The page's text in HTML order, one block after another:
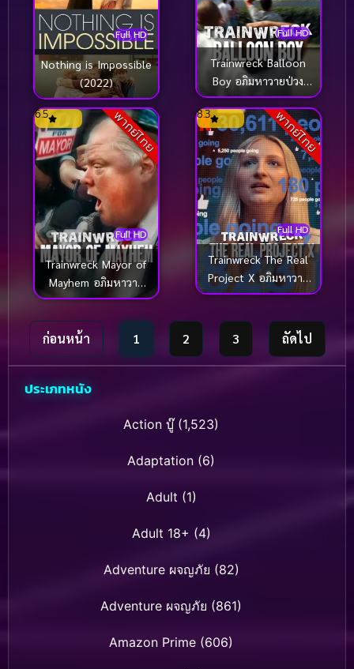
Full HD
Nothing is Impossible
(2022)
Full HD
Trainwreck Balloon
Boy อภิมหาวายป่วง
บอลลูนบอย (2025)
พากย์ไทย
Full HD
6.5
Trainwreck Mayor of
Mayhem อภิมหาวาย
ป่วง นายกเทศมนตรีแห่ง
ความโกลาหล (2025)
พากย์ไทย
Full HD
8.3
Trainwreck The Real
Project X อภิมหาวาย
ป่วง คืนซ่าส์ปาร์ตี้หลุด
ก่อนหน้า 1 2 3 ถัดไป
ประเภทหนัง
Action บู๊(1,523)
Adaptation (6)
Adult (1)
Adult 18+ (4)
Adventure ผจญภัย (82)
Adventure ผจญภัย (861)
Amazon Prime (606)